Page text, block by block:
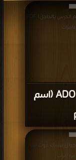
قراءة و تحميل كتاب كتاب الدرس الرابع لمنتج ADO NET (الشرح بالداخل) PDF مجانا
كتاب الدرس الثالث لمنتج ADO NET (اسم
مرات
بيسك دوت نت
مرة/مرات